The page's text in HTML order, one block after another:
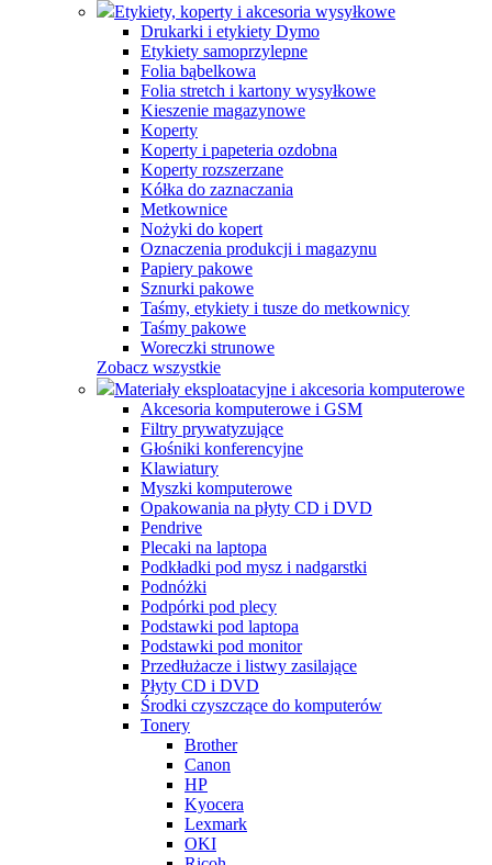
Etykiety, koperty i akcesoria wysyłkowe
Drukarki i etykiety Dymo
Etykiety samoprzylepne
Folia bąbelkowa
Folia stretch i kartony wysyłkowe
Kieszenie magazynowe
Koperty
Koperty i papeteria ozdobna
Koperty rozszerzane
Kółka do zaznaczania
Metkownice
Nożyki do kopert
Oznaczenia produkcji i magazynu
Papiery pakowe
Sznurki pakowe
Taśmy, etykiety i tusze do metkownicy
Taśmy pakowe
Woreczki strunowe
Zobacz wszystkie
Materiały eksploatacyjne i akcesoria komputerowe
Akcesoria komputerowe i GSM
Filtry prywatyzujące
Głośniki konferencyjne
Klawiatury
Myszki komputerowe
Opakowania na płyty CD i DVD
Pendrive
Plecaki na laptopa
Podkładki pod mysz i nadgarstki
Podnóżki
Podpórki pod plecy
Podstawki pod laptopa
Podstawki pod monitor
Przedłużacze i listwy zasilające
Płyty CD i DVD
Środki czyszczące do komputerów
Tonery
Brother
Canon
HP
Kyocera
Lexmark
OKI